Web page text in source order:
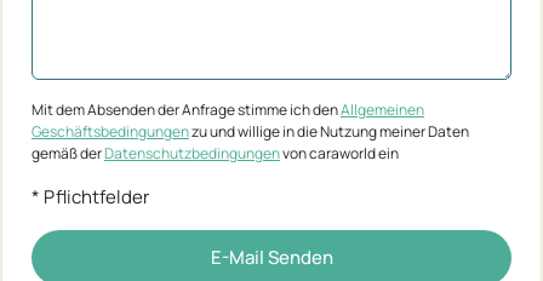
Mit dem Absenden der Anfrage stimme ich denAllgemeinen
Geschäftsbedingungenzu und willige in die Nutzung meiner Daten
gemäß derDatenschutzbedingungenvon caraworld ein
* Pflichtfelder
E-Mail Senden